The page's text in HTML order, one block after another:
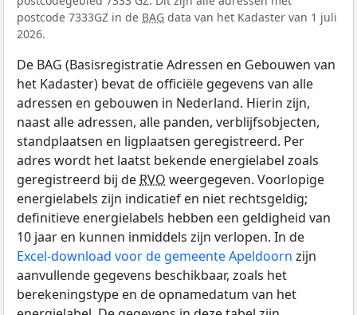
postcode 7333GZ in de BAG data van het Kadaster van 1 juli
2026.
De BAG (Basisregistratie Adressen en Gebouwen van
het Kadaster) bevat de officiële gegevens van alle
adressen en gebouwen in Nederland. Hierin zijn,
naast alle adressen, alle panden, verblijfsobjecten,
standplaatsen en ligplaatsen geregistreerd. Per
adres wordt het laatst bekende energielabel zoals
geregistreerd bij de RVO weergegeven. Voorlopige
energielabels zijn indicatief en niet rechtsgeldig;
definitieve energielabels hebben een geldigheid van
10 jaar en kunnen inmiddels zijn verlopen. In de
Excel-download voor de gemeente Apeldoorn zijn
aanvullende gegevens beschikbaar, zoals het
berekeningstype en de opnamedatum van het